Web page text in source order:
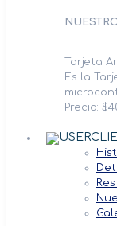
Tarjeta
Es la
Precio: